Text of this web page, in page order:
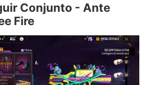
Conjunto - Ante
Fire